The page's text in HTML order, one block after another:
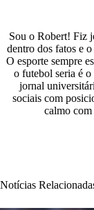
Sou o Robert! Fiz
dentro dos fatos e
O esporte sempre
o futebol seria é
jornal
sociais com
calmo
Notícias